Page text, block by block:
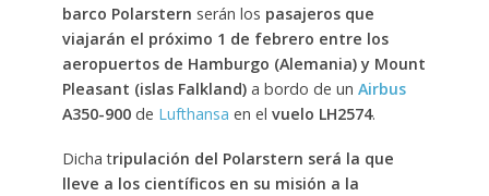
barco Polarstern serán los pasajeros que
viajarán el próximo 1 de febrero entre los
aeropuertos de Hamburgo (Alemania) y Mount
Pleasant (islas Falkland)a bordo de un Airbus
A350-900de Lufthansa en el vuelo LH2574.
Dicha tripulación del Polarstern será la que
lleve a los científicos en su misión a la